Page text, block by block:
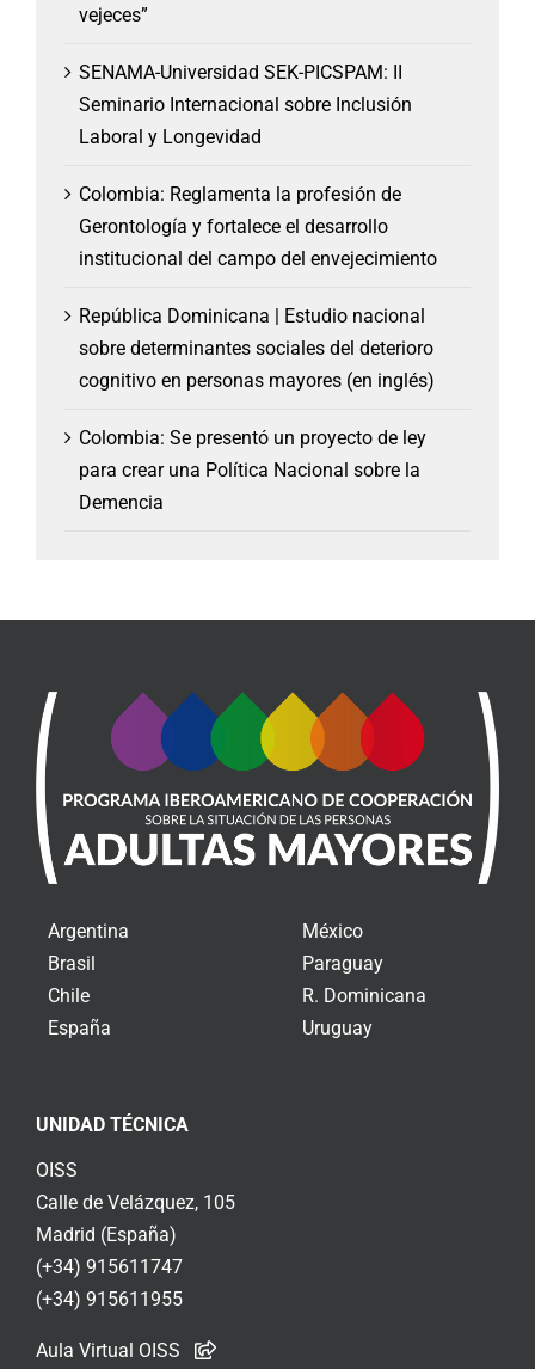
vejeces”
SENAMA-Universidad SEK-PICSPAM: II
Seminario Internacional sobre Inclusión
Laboral y Longevidad
Colombia: Reglamenta la profesión de
Gerontología y fortalece el desarrollo
institucional del campo del envejecimiento
República Dominicana | Estudio nacional
sobre determinantes sociales del deterioro
cognitivo en personas mayores (en inglés)
Colombia: Se presentó un proyecto de ley
para crear una Política Nacional sobre la
Demencia
Argentina
Brasil
Chile
España
México
Paraguay
R. Dominicana
Uruguay
UNIDAD TÉCNICA
OISS
Calle de Velázquez, 105
Madrid (España)
(+34) 915611747
(+34) 915611955
Aula Virtual OISS